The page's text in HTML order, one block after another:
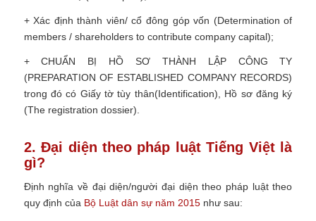
+ Xác định thành viên/ cổ đông góp vốn (Determination of
members / shareholders to contribute company capital);
+ CHUẨN BỊ HỒ SƠ THÀNH LẬP CÔNG TY
(PREPARATION OF ESTABLISHED COMPANY RECORDS)
trong đó có Giấy tờ tùy thân(Identification), Hồ sơ đăng ký
(The registration dossier).
2. Đại diện theo pháp luật Tiếng Việt là
gì?
Định nghĩa về đại diện/người đại diện theo pháp luật theo
quy định của Bộ Luật dân sự năm 2015như sau: